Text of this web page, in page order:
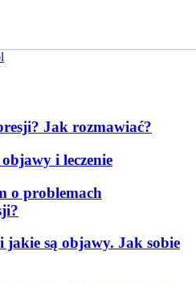
Jak rozmawiać?
i leczenie
o problemach
są objawy. Jak sobie